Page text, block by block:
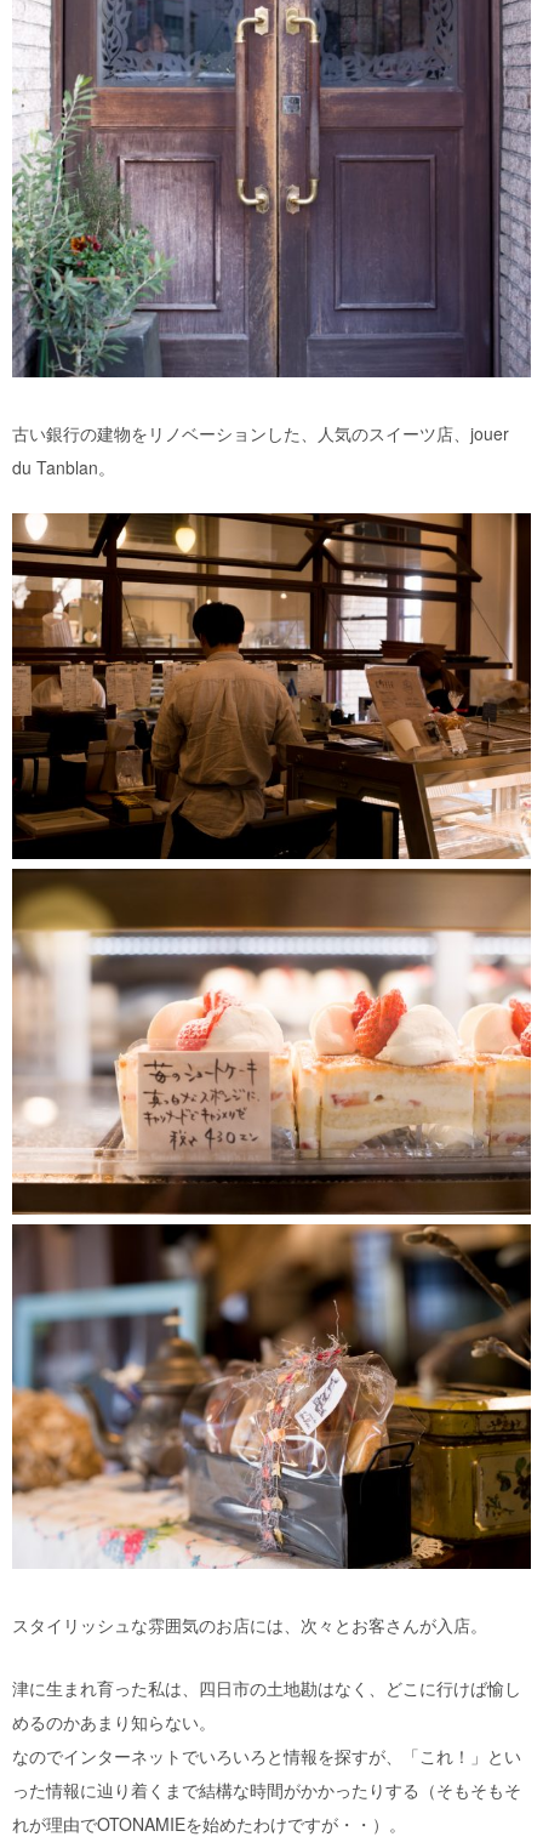
古い銀行の建物をリノベーションした、人気のスイーツ店、jouer
du Tanblan。
スタイリッシュな雰囲気のお店には、次々とお客さんが入店。
津に生まれ育った私は、四日市の土地勘はなく、どこに行けば愉し
めるのかあまり知らない。
なのでインターネットでいろいろと情報を探すが、「これ！」とい
った情報に辿り着くまで結構な時間がかかったりする（そもそもそ
れが理由でOTONAMIEを始めたわけですが・・）。